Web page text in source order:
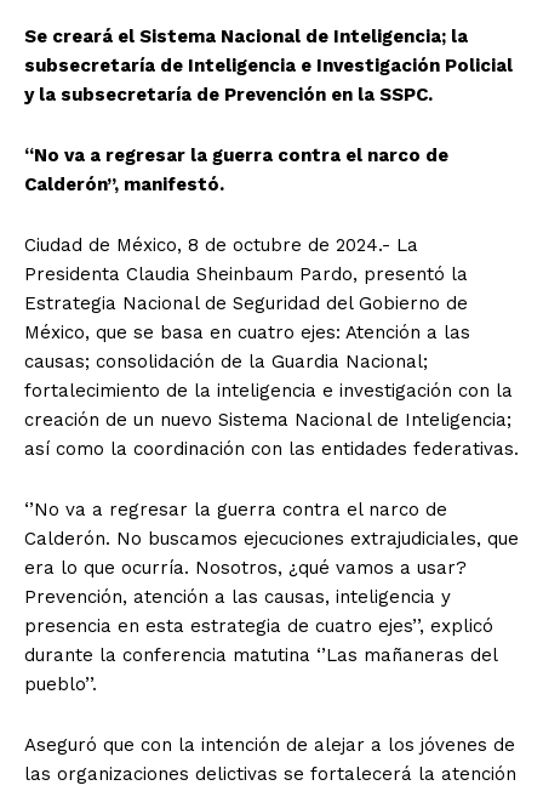
Se creará el Sistema Nacional de Inteligencia; la
subsecretaría de Inteligencia e Investigación Policial
y la subsecretaría de Prevención en la SSPC.
“No va a regresar la guerra contra el narco de
Calderón’’, manifestó.
Ciudad de México, 8 de octubre de 2024.- La
Presidenta Claudia Sheinbaum Pardo, presentó la
Estrategia Nacional de Seguridad del Gobierno de
México, que se basa en cuatro ejes: Atención a las
causas; consolidación de la Guardia Nacional;
fortalecimiento de la inteligencia e investigación con la
creación de un nuevo Sistema Nacional de Inteligencia;
así como la coordinación con las entidades federativas.
‘’No va a regresar la guerra contra el narco de
Calderón. No buscamos ejecuciones extrajudiciales, que
era lo que ocurría. Nosotros, ¿qué vamos a usar?
Prevención, atención a las causas, inteligencia y
presencia en esta estrategia de cuatro ejes’’, explicó
durante la conferencia matutina ‘’Las mañaneras del
pueblo’’.
Aseguró que con la intención de alejar a los jóvenes de
las organizaciones delictivas se fortalecerá la atención